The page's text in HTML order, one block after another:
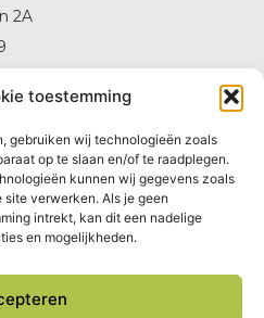
toestemming
gebruiken wij technologieën zoals
op te slaan en/of te raadplegen.
kunnen wij gegevens zoals
verwerken. Als je geen
intrekt, kan dit een nadelige
en mogelijkheden.
2A
75
35
Thys)